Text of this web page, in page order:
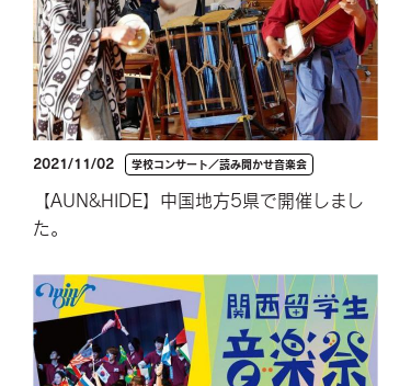
2021/11/02 学校コンサート／読み聞かせ音楽会
【AUN&HIDE】中国地方5県で開催しまし
た。